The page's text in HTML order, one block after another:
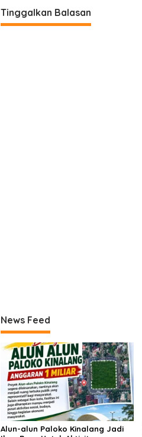
Tinggalkan Balasan
News Feed
Alun-alun Paloko Kinalang Jadi